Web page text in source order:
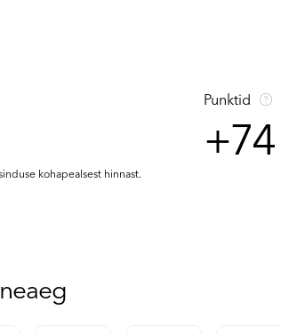
kohapealsest hinnast.
Punktid
+74